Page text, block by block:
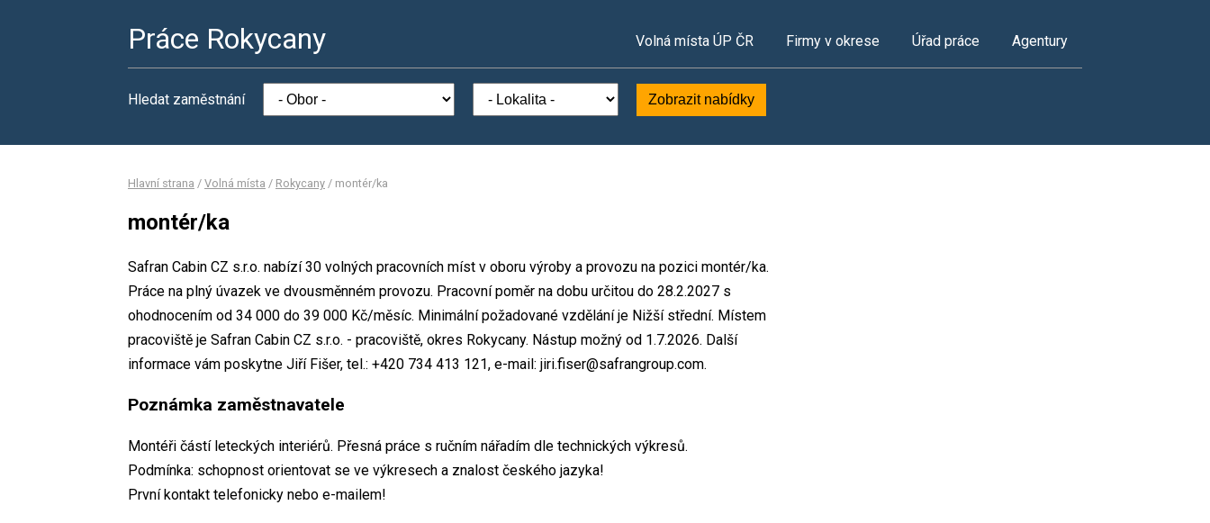
Práce Rokycany Volná místa ÚP ČR Firmy v okrese Úřad práce Agentury
Hledat zaměstnání Zobrazit nabídky
Hlavní strana / Volná místa / Rokycany / montér/ka
montér/ka
Safran Cabin CZ s.r.o. nabízí 30 volných pracovních míst v oboru výroby a provozu na pozici montér/ka.
Práce na plný úvazek ve dvousměnném provozu. Pracovní poměr na dobu určitou do 28.2.2027 s
ohodnocením od 34 000 do 39 000 Kč/měsíc. Minimální požadované vzdělání je Nižší střední. Místem
pracoviště je Safran Cabin CZ s.r.o. - pracoviště, okres Rokycany. Nástup možný od 1.7.2026. Další
informace vám poskytne Jiří Fišer, tel.: +420 734 413 121, e-mail: jiri.fiser@safrangroup.com.
Poznámka zaměstnavatele
Montéři částí leteckých interiérů. Přesná práce s ručním nářadím dle technických výkresů.
Podmínka: schopnost orientovat se ve výkresech a znalost českého jazyka!
První kontakt telefonicky nebo e-mailem!